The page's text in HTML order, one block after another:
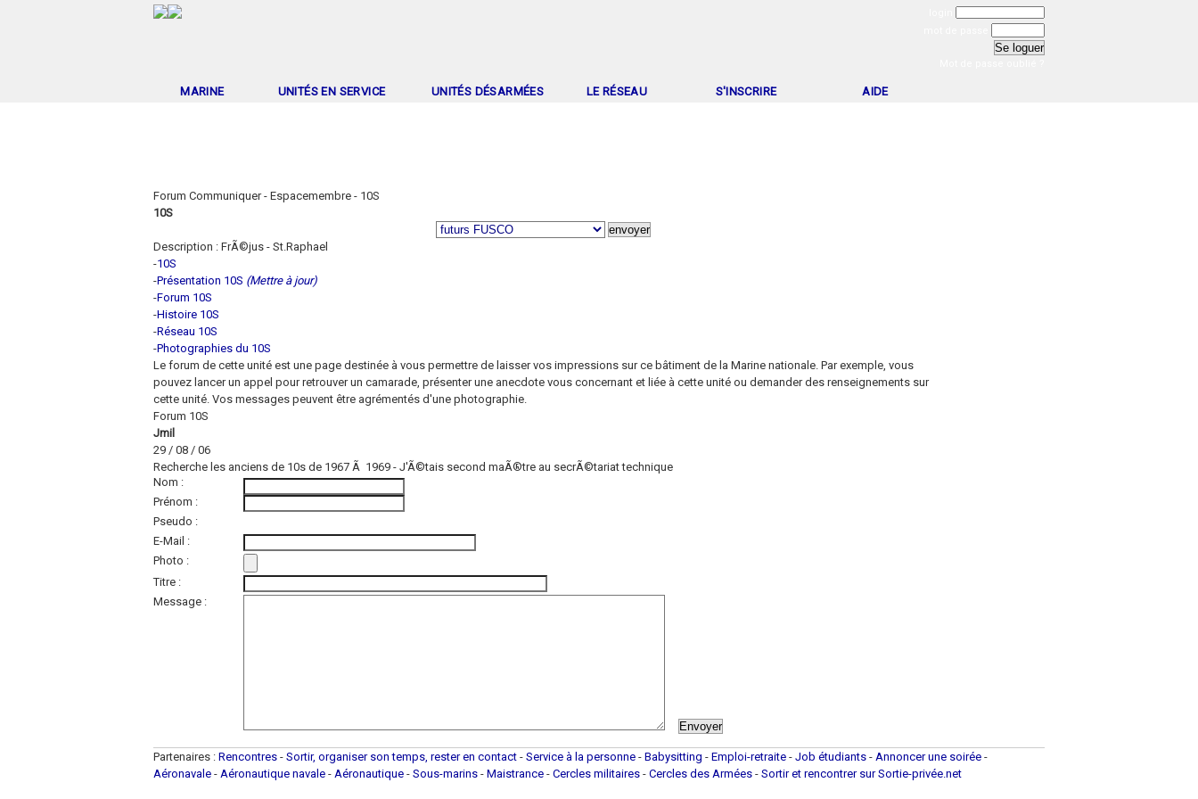
MARINE UNITÉS EN SERVICE UNITÉS DÉSARMÉES LE RÉSEAU S'INSCRIRE AIDE
Forum Communiquer - Espacemembre - 10S
10S
Description : FrÃ©jus - St.Raphael
-10S
-Présentation 10S (Mettre à jour)
-Forum 10S
-Histoire 10S
-Réseau 10S
-Photographies du 10S
Le forum de cette unité est une page destinée à vous permettre de laisser vos impressions sur ce bâtiment de la Marine nationale. Par exemple, vous
pouvez lancer un appel pour retrouver un camarade, présenter une anecdote vous concernant et liée à cette unité ou demander des renseignements sur
cette unité. Vos messages peuvent être agrémentés d'une photographie.
Forum 10S
Jmil
29 / 08 / 06
Recherche les anciens de 10s de 1967 Ã 1969 - J'Ã©tais second maÃ®tre au secrÃ©tariat technique
Nom :
Prénom :
Pseudo :
E-Mail :
Photo :
Titre :
Message :
Partenaires : Rencontres - Sortir, organiser son temps, rester en contact - Service à la personne - Babysitting - Emploi-retraite - Job étudiants - Annoncer une soirée -
Aéronavale - Aéronautique navale - Aéronautique - Sous-marins - Maistrance - Cercles militaires - Cercles des Armées - Sortir et rencontrer sur Sortie-privée.net